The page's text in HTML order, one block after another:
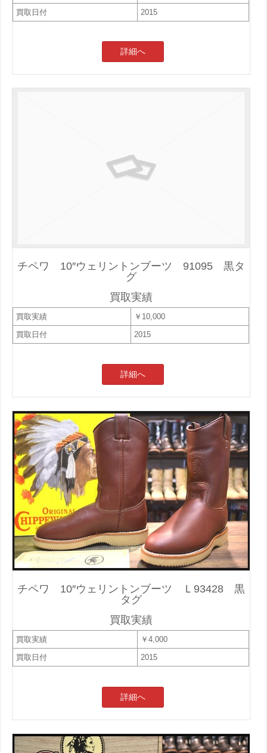
買取日付
2015
詳細へ
チペワ 10″ウェリントンブーツ 91095 黒タ
グ
買取実績
買取実績
￥10,000
買取日付
2015
詳細へ
チペワ 10″ウェリントンブーツ Ｌ93428 黒
タグ
買取実績
買取実績
￥4,000
買取日付
2015
詳細へ